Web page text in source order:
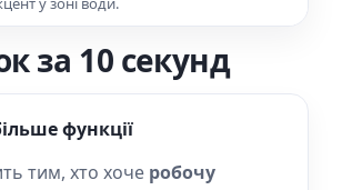
за 10 секунд
функції
тим, хто хоче робочу